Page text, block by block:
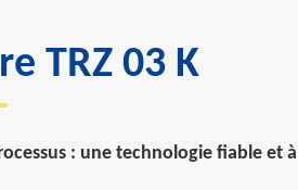
TRZ 03 K
: une technologie fiable et